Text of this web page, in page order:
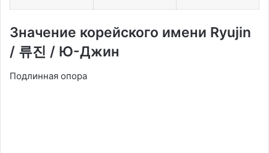
Значение корейского имени Ryujin
/ 류진 / Ю-Джин
Подлинная опора